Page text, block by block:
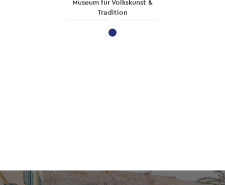
Museum für Volkskunst &
Tradition